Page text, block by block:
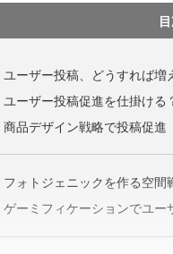
ユーザー投稿、どうすれば増
ユーザー投稿促進を仕掛け
商品デザイン戦略で投稿促進
フォトジェニックを作る空間
ゲーミフィケーションでユー